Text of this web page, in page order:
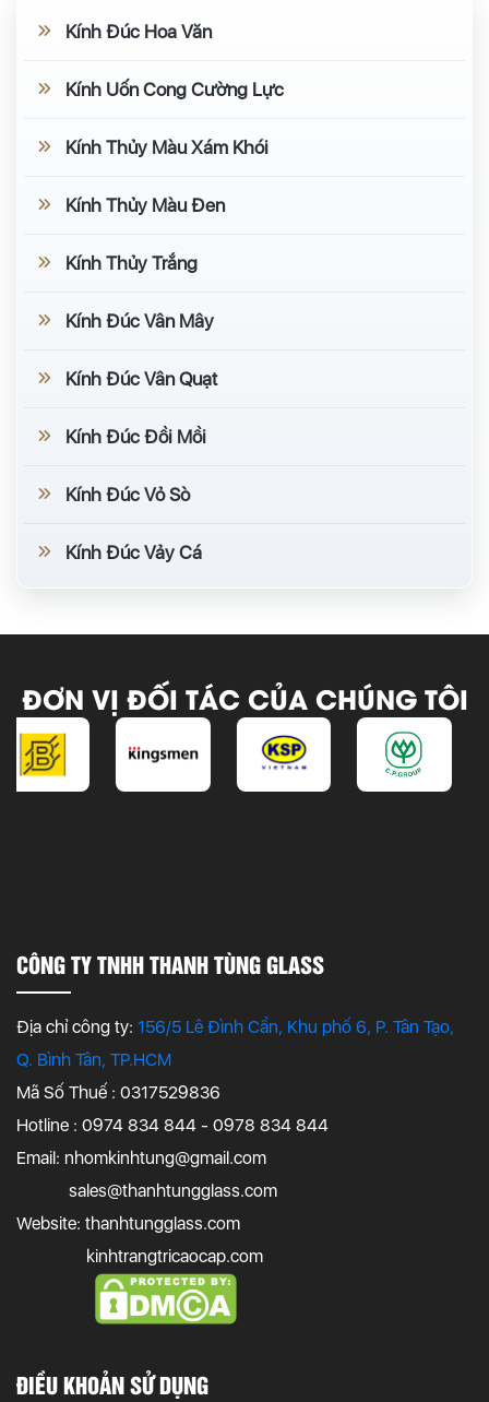
Kính Đúc Hoa Văn
Kính Uốn Cong Cường Lực
Kính Thủy Màu Xám Khói
Kính Thủy Màu Đen
Kính Thủy Trắng
Kính Đúc Vân Mây
Kính Đúc Vân Quạt
Kính Đúc Đồi Mồi
Kính Đúc Vỏ Sò
Kính Đúc Vảy Cá
ĐƠN VỊ ĐỐI TÁC CỦA CHÚNG TÔI
CÔNG TY TNHH THANH TÙNG GLASS
Địa chỉ công ty: 156/5 Lê Đình Cẩn, Khu phố 6, P. Tân Tạo,
Q. Bình Tân, TP.HCM
Mã Số Thuế : 0317529836
Hotline : 0974 834 844 - 0978 834 844
Email: nhomkinhtung@gmail.com
sales@thanhtungglass.com
Website: thanhtungglass.com
kinhtrangtricaocap.com
ĐIỀU KHOẢN SỬ DỤNG